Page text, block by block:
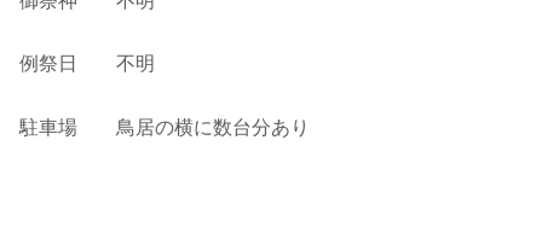
例祭日 不明
駐車場 鳥居の横に数台分あり